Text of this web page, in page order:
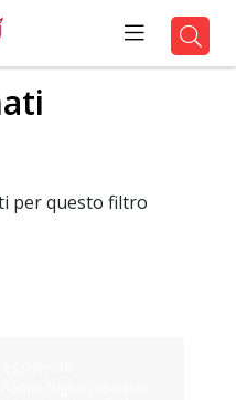
per questo filtro